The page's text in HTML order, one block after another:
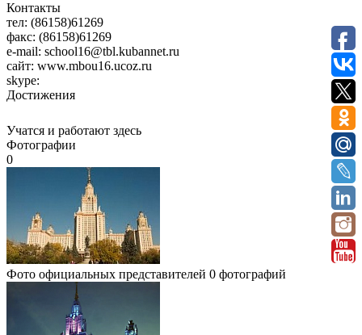
Контакты
тел: (86158)61269
факс: (86158)61269
e-mail: school16@tbl.kubannet.ru
сайт: www.mbou16.ucoz.ru
skype:
Достижения
Учатся и работают здесь
Фотографии
0
Фото официальных представителей 0 фотографий